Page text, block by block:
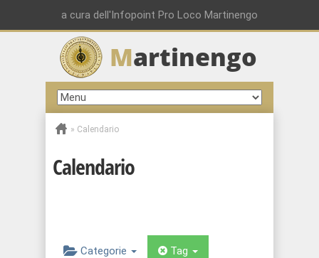
a cura dell'Infopoint Pro Loco Martinengo
Martinengo
» Calendario
Calendario
Categorie Tag
01:00
02:00
03:00
04:00